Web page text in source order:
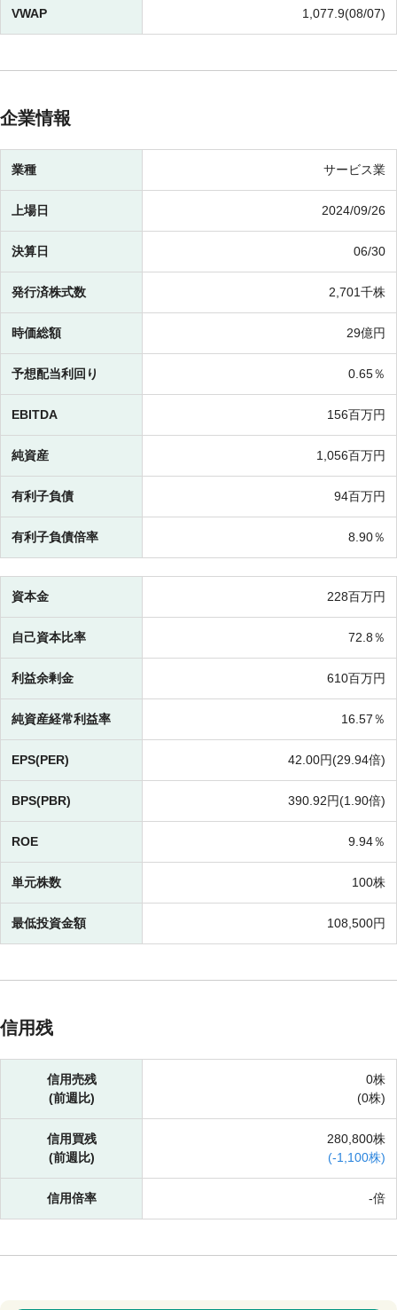
VWAP 1,077.9(08/07)
企業情報
業種 サービス業
上場日 2024/09/26
決算日 06/30
発行済株式数 2,701千株
時価総額 29億円
予想配当利回り 0.65％
EBITDA 156百万円
純資産 1,056百万円
有利子負債 94百万円
有利子負債倍率 8.90％
資本金 228百万円
自己資本比率 72.8％
利益余剰金 610百万円
純資産経常利益率 16.57％
EPS(PER) 42.00円(29.94倍)
BPS(PBR) 390.92円(1.90倍)
ROE 9.94％
単元株数 100株
最低投資金額 108,500円
信用残
信用売残
(前週比)
0株
(0株)
信用買残
(前週比)
280,800株
(-1,100株)
信用倍率 -倍